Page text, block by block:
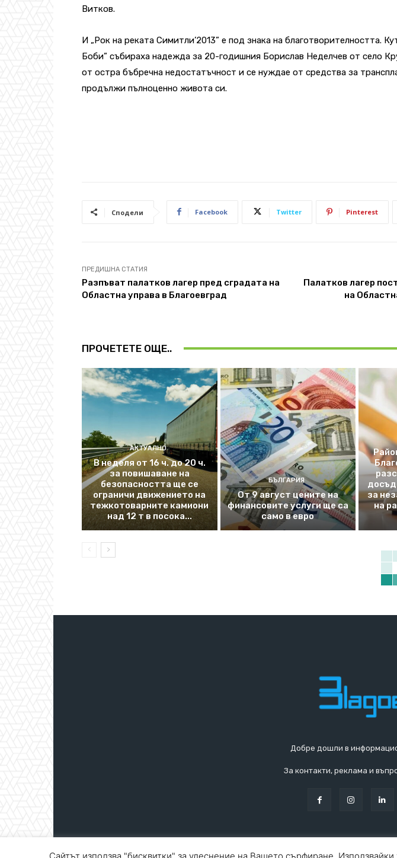
Витков.
И „Рок на реката Симитли’2013” е под знака на благотворителността.
Боби” събираха надежда за 20-годишния Борислав Неделчев от село
от остра бъбречна недостатъчност и се нуждае от средства за
продължи пълноценно живота си.
Сподели Facebook Twitter Pinterest
ПРЕДИШНА СТАТИЯ
Разпъват палатков лагер пред сградата на
Областна управа в Благоевград
Палатков лагер
на
ПРОЧЕТЕТЕ ОЩЕ..
АКТУАЛНО
В неделя от 16 ч. до 20 ч.
за повишаване на
безопасността ще се
ограничи движението на
тежкотоварните камиони
над 12 т в посока...
БЪЛГАРИЯ
От 9 август цените на
финансовите услуги ще са
само в евро
за
на
Добре дошли в
За контакти, реклама и